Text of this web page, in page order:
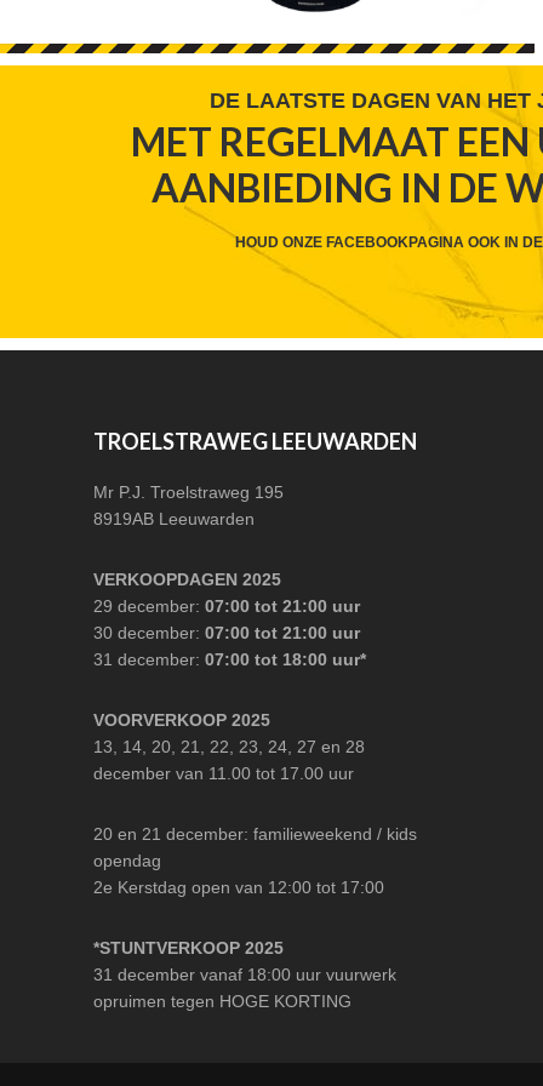
WIDGET
HEADER
DE LAATSTE DAGEN VAN HET
MET REGELMAAT EEN
AANBIEDING IN DE
HOUD ONZE FACEBOOKPAGINA OOK IN
TROELSTRAWEG LEEUWARDEN
Mr P.J. Troelstraweg 195
8919AB Leeuwarden
VERKOOPDAGEN 2025
29 december:07:00 tot 21:00 uur
30 december:07:00 tot 21:00 uur
31 december:07:00 tot 18:00 uur*
VOORVERKOOP 2025
13, 14, 20, 21, 22, 23, 24, 27 en 28
december van 11.00 tot 17.00 uur
20 en 21 december: familieweekend / kids
opendag
2e Kerstdag open van 12:00 tot 17:00
*STUNTVERKOOP 2025
31 december vanaf 18:00 uur vuurwerk
opruimen tegen HOGE KORTING